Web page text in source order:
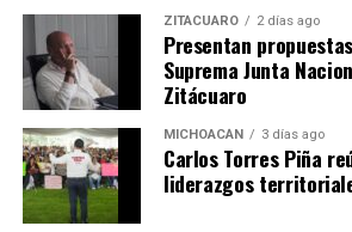
Relacionado
Apoyarán con escrituras a 5
mil familias de escasos
IVEM
ZITÁCUARO 2 días ago
Presentan
Suprema Junta
Zitácuaro
MICHOACÁN 3 días ago
Carlos Torres Piña
liderazgos